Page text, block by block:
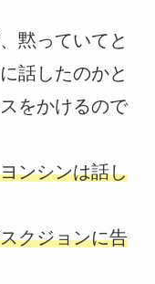
黙っていてと
話したのかと
をかけるので
ンシンは話し
クジョンに告